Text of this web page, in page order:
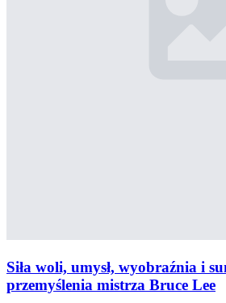
Siła woli, umysł, wyobraźnia i
przemyślenia mistrza Bruce Lee